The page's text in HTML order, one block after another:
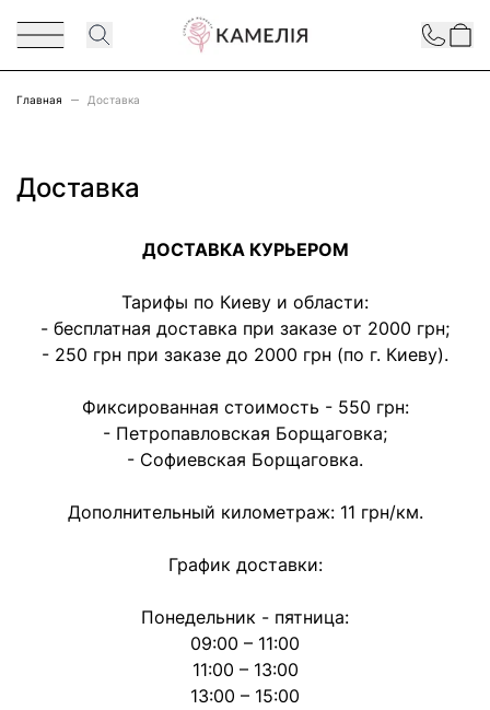
Перейти к содержимому
Contact
Главная Доставка
Доставка
ДОСТАВКА КУРЬЕРОМ
Тарифы по Киеву и области:
- бесплатная доставка при заказе от 2000 грн;
- 250 грн при заказе до 2000 грн (по г. Киеву).
Фиксированная стоимость - 550 грн:
- Петропавловская Борщаговка;
- Софиевская Борщаговка.
Дополнительный километраж: 11 грн/км.
График доставки:
Понедельник - пятница:
09:00 – 11:00
11:00 – 13:00
13:00 – 15:00